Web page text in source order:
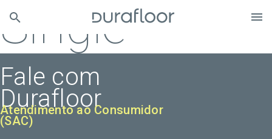
Single
Fale com
Durafloor
Atendimento ao Consumidor
(SAC)